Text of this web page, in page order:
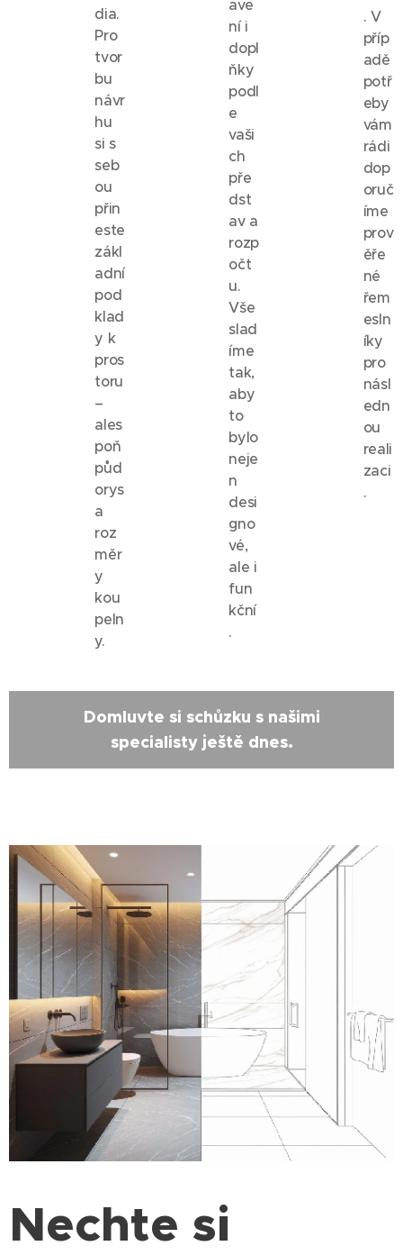
dia.
Pro
tvor
bu
návr
hu
si s
seb
ou
přin
este
zákl
adní
pod
klad
y k
pros
toru
–
ales
poň
půd
orys
a
roz
měr
y
kou
peln
y.
ave
ní i
dopl
ňky
podl
e
vaši
ch
pře
dst
av a
rozp
očt
u.
Vše
slad
íme
tak,
aby
to
bylo
neje
n
desi
gno
vé,
ale i
fun
kční
.
. V
příp
adě
potř
eby
vám
rádi
dop
oruč
íme
prov
ěře
né
řem
esln
íky
pro
násl
edn
ou
reali
zaci
.
Domluvte si schůzku s našimi
specialisty ještě dnes.
Nechte si